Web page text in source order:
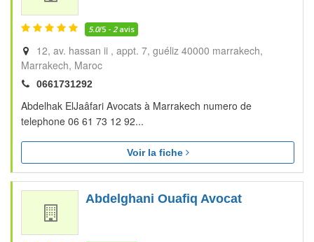
5.0/5 - 2avis
12, av. hassan ii , appt. 7, guéliz 40000 marrakech
Marrakech Maroc
0661731292
Abdelhak ElJaâfari Avocats à Marrakech numero de
telephone 06 61 73 12 92...
Voir la fiche
Abdelghani Ouafiq Avocat